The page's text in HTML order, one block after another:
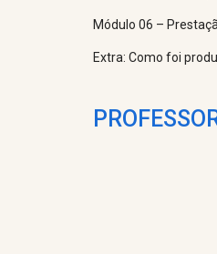
Módulo 06 –
Extra: Como foi